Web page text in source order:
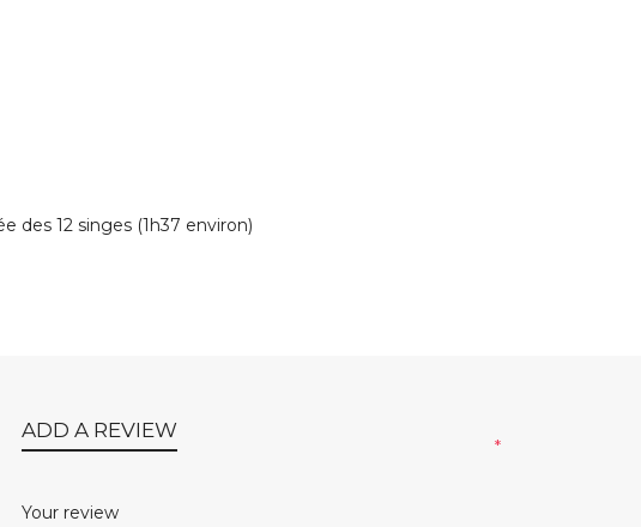
des 12 singes (1h37 environ)
ADD A REVIEW
Your review
*